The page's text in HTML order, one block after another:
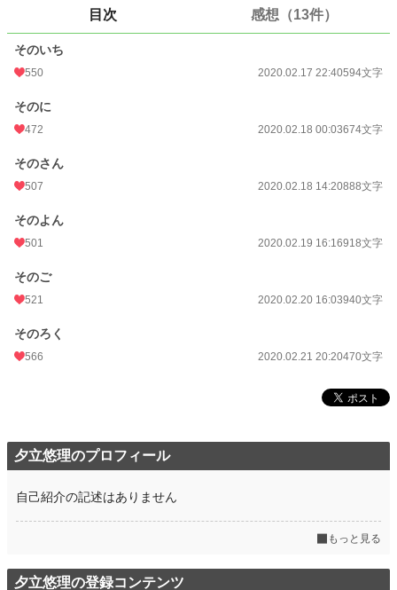
2,082
24h.ポイント 14 pt
文字数
更新日時
初回公開日時
週間ポイント
月間ポイント
年間ポイント
目次 感想（13件）
そのいち
550 2020.02.17 22:40594文字
そのに
472 2020.02.18 00:03674文字
そのさん
507 2020.02.18 14:20888文字
そのよん
501 2020.02.19 16:16918文字
そのご
521 2020.02.20 16:03940文字
そのろく
566 2020.02.21 20:20470文字
夕立悠理のプロフィール
自己紹介の記述はありません
もっと見る
夕立悠理の登録コンテンツ